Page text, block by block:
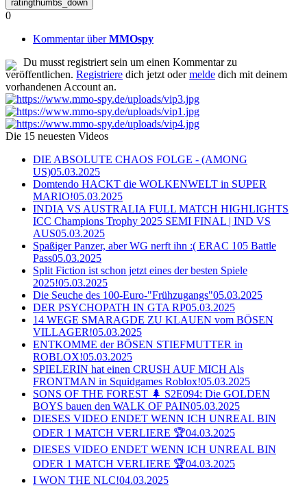
0
Kommentar überMMOspy
Du musst registriert sein um einen Kommentar zu
veröffentlichen. Registriere dich jetzt odermelde dich mit deinem
vorhandenen Account an.
Die 15 neuesten Videos
DIE ABSOLUTE CHAOS FOLGE - (AMONG
US)05.03.2025
Domtendo HACKT die WOLKENWELT in SUPER
MARIO!05.03.2025
INDIA VS AUSTRALIA FULL MATCH HIGHLIGHTS
ICC Champions Trophy 2025 SEMI FINAL | IND VS
AUS05.03.2025
Spaßiger Panzer, aber WG nerft ihn :( ERAC 105 Battle
Pass05.03.2025
Split Fiction ist schon jetzt eines der besten Spiele
2025!05.03.2025
Die Seuche des 100-Euro-"Frühzugangs"05.03.2025
DER PSYCHOPATH IN GTA RP05.03.2025
14 WEGE SMARAGDE ZU KLAUEN vom BÖSEN
VILLAGER!05.03.2025
ENTKOMME der BÖSEN STIEFMUTTER in
ROBLOX!05.03.2025
SPIELERIN hat einen CRUSH AUF MICH Als
FRONTMAN in Squidgames Roblox!05.03.2025
SONS OF THE FOREST 🌲 S2E094: Die GOLDEN
BOYS bauen den WALK OF PAIN05.03.2025
DIESES VIDEO ENDET WENN ICH UNREAL BIN
ODER 1 MATCH VERLIERE 🏆04.03.2025
DIESES VIDEO ENDET WENN ICH UNREAL BIN
ODER 1 MATCH VERLIERE 🏆04.03.2025
I WON THE NLC!04.03.2025